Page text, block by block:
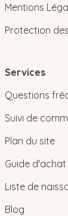
Mentions
Protection
Services
Questions
Suivi de
Plan du site
Guide
Liste de
Blog